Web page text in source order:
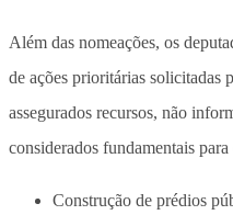
Além das nomeações, os
de ações prioritárias solicitadas
assegurados recursos, não
considerados fundamentais
Construção de prédios